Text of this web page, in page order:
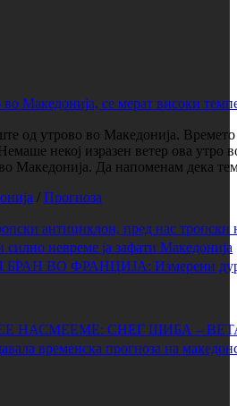
Македонија, се мерат високи
од утрово во Македонија. Времето
некој изразен ветер ова
Македонија. Да напоменам дека
/ Прогноза
антициклон, пред нас тропски
силно невреме ја зафати Македонија
ВО ФРАНЦИЈА: Измерени дури
НАСМЕЕМЕ: СНЕГ ШИБА –
временска прогноза на